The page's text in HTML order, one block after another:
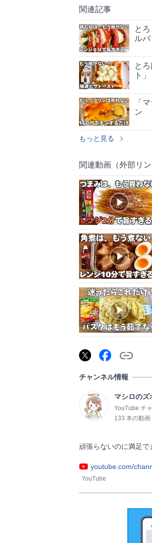
関連記事
と
ル
と
ト」
「
ン
もっと見る
関連動画（外部リン
チャンネル情報
マシロのズ
YouTube チ
133 本の動画
頑張らないのに満
youtube.com/
YouTube